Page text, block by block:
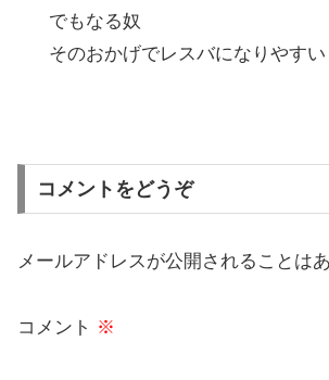
でもなる奴
そのおかげでレスバになりやすい
コメントをどうぞ
メールアドレスが公開されることはあ
コメント ※